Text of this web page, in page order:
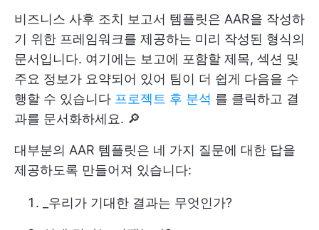
비즈니스 사후 조치 보고서 템플릿은 AAR을 작성하
기 위한 프레임워크를 제공하는 미리 작성된 형식의
문서입니다. 여기에는 보고에 포함할 제목, 섹션 및
주요 정보가 요약되어 있어 팀이 더 쉽게 다음을 수
행할 수 있습니다 프로젝트 후 분석 를 클릭하고 결
과를 문서화하세요. 🔎
대부분의 AAR 템플릿은 네 가지 질문에 대한 답을
제공하도록 만들어져 있습니다:
_우리가 기대한 결과는 무엇인가?